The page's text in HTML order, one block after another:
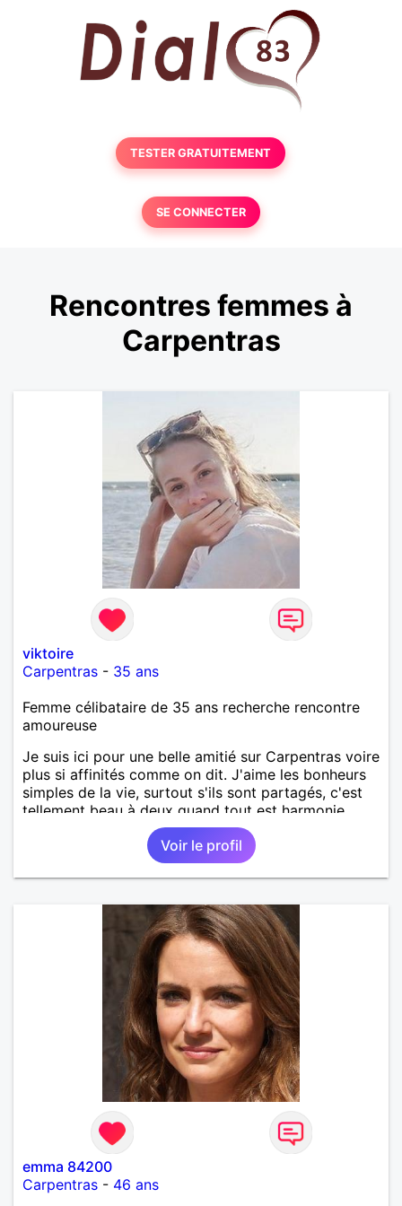
TESTER GRATUITEMENT
SE CONNECTER
Rencontres femmes à
Carpentras
viktoire
Carpentras - 35 ans
Femme célibataire de 35 ans recherche rencontre
amoureuse
Je suis ici pour une belle amitié sur Carpentras voire
plus si affinités comme on dit. J'aime les bonheurs
simples de la vie, surtout s'ils sont partagés, c'est
tellement beau à deux quand tout est harmonie.
Voir le profil
emma 84200
Carpentras - 46 ans